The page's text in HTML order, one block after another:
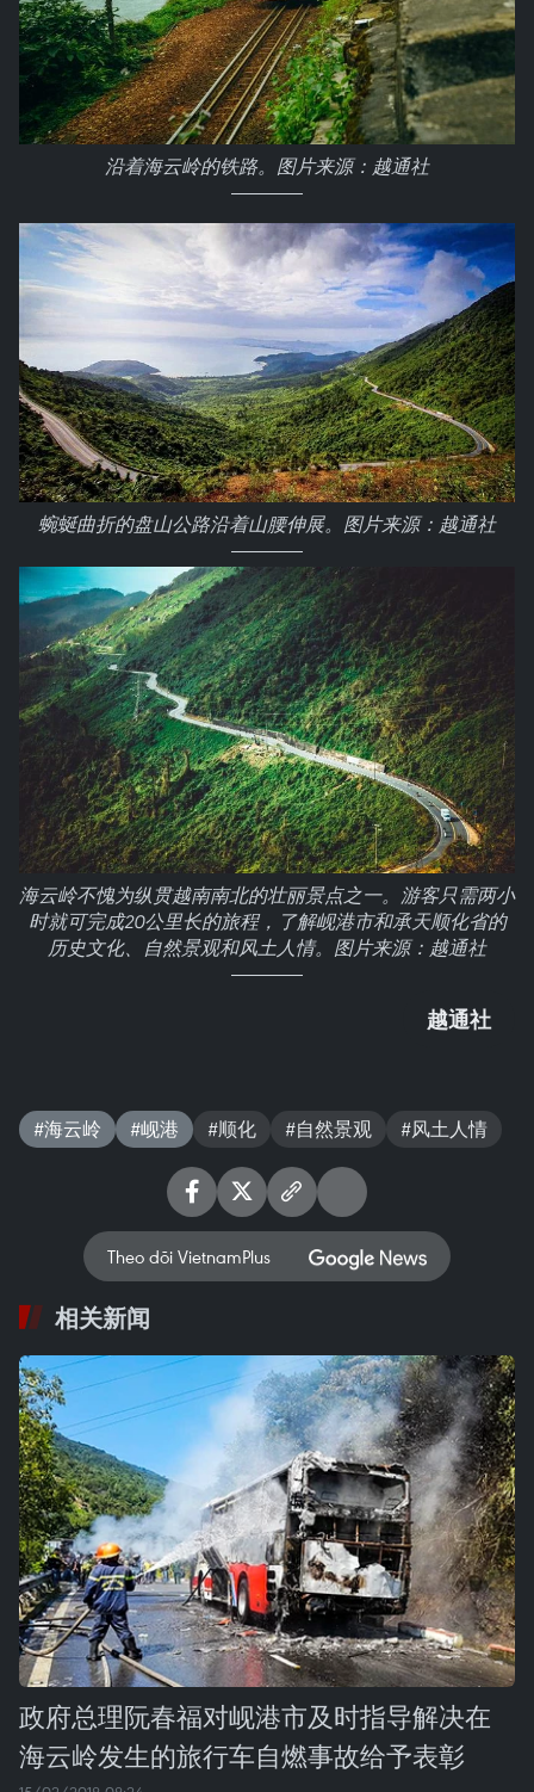
沿着海云岭的铁路。图片来源：越通社
蜿蜒曲折的盘山公路沿着山腰伸展。图片来源：越通社
海云岭不愧为纵贯越南南北的壮丽景点之一。游客只需两小
时就可完成20公里长的旅程，了解岘港市和承天顺化省的
历史文化、自然景观和风土人情。图片来源：越通社
越通社
#海云岭 #岘港 #顺化 #自然景观 #风土人情
Theo dõi VietnamPlus
相关新闻
政府总理阮春福对岘港市及时指导解决在
海云岭发生的旅行车自燃事故给予表彰